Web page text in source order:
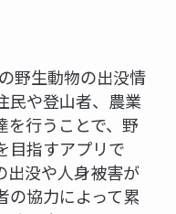
野生動物の出没情
民や登山者、農業
を行うことで、野
目指すアプリで
出没や人身被害が
の協力によって累